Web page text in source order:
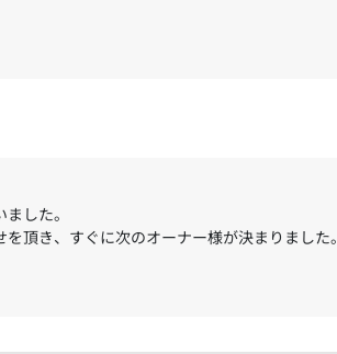
した。
頂き、すぐに次のオーナー様が決まりました。